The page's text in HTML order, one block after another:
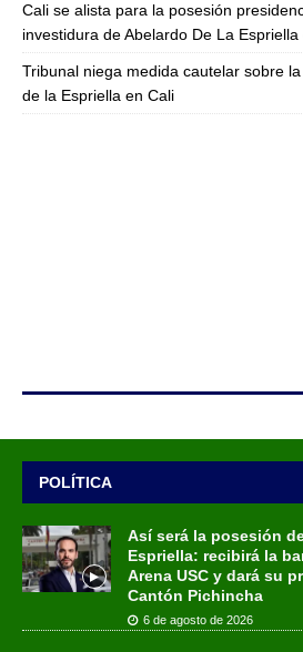
Cali se alista para la posesión
investidura de Abelardo De La
Tribunal niega medida cautelar sobre
de la Espriella en Cali
POLÍTICA
Así será la posesión
Espriella: recibirá la
Arena USC y dará su
Cantón Pichincha
6 de agosto de 2026